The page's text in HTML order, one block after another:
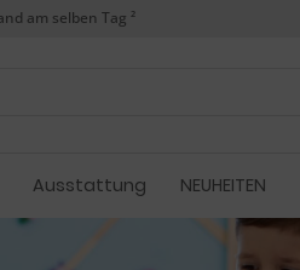
am selben Tag ²
Ausstattung NEUHEITEN